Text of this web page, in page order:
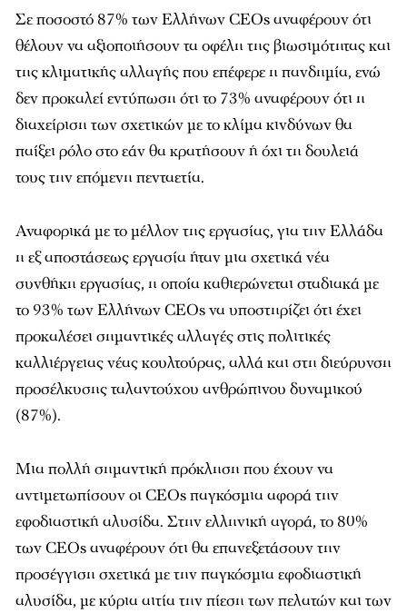
Σε ποσοστό 87% των Ελλήνων CEOs αναφέρουν ότι
θέλουν να αξιοποιήσουν τα οφέλη της βιωσιμότητας και
της κλιματικής αλλαγής που επέφερε η πανδημία, ενώ
δεν προκαλεί εντύπωση ότι το 73% αναφέρουν ότι η
διαχείριση των σχετικών με το κλίμα κινδύνων θα
παίξει ρόλο στο εάν θα κρατήσουν ή όχι τη δουλειά
τους την επόμενη πενταετία.
Αναφορικά με το μέλλον της εργασίας, για την Ελλάδα
η εξ αποστάσεως εργασία ήταν μια σχετικά νέα
συνθήκη εργασίας, η οποία καθιερώνεται σταδιακά με
το 93% των Ελλήνων CEOs να υποστηρίζει ότι έχει
προκαλέσει σημαντικές αλλαγές στις πολιτικές
καλλιέργειας νέας κουλτούρας, αλλά και στη διεύρυνση
προσέλκυσης ταλαντούχου ανθρώπινου δυναμικού
(87%).
Μια πολλή σημαντική πρόκληση που έχουν να
αντιμετωπίσουν οι CEOs παγκόσμια αφορά την
εφοδιαστική αλυσίδα. Στην ελληνική αγορά, το 80%
των CEOs αναφέρουν ότι θα επανεξετάσουν την
προσέγγιση σχετικά με την παγκόσμια εφοδιαστική
αλυσίδα, με κύρια αιτία την πίεση των πελατών και των